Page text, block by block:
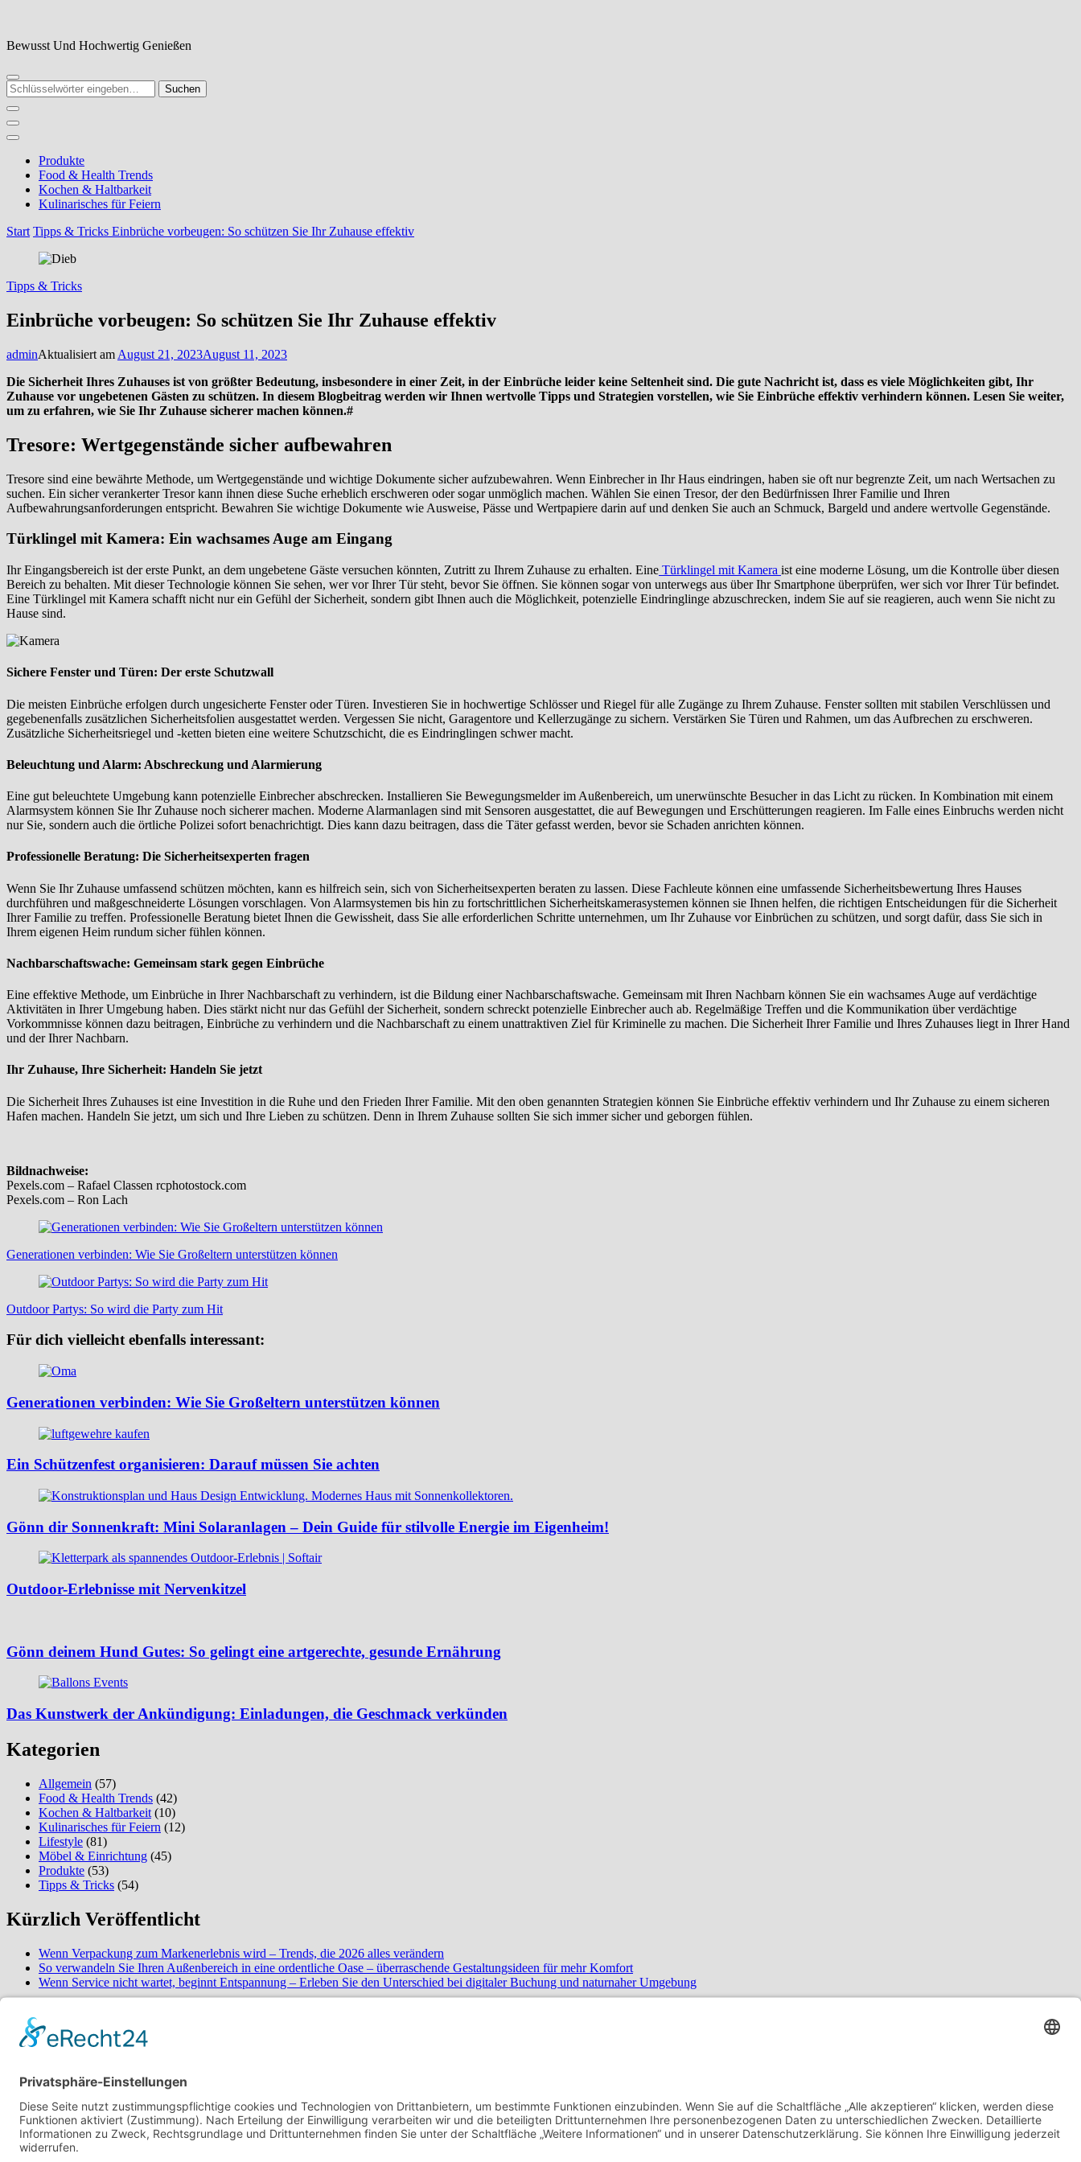
springen
Bewusst Und Hochwertig Genießen
Suchst
du
nach
etwas?
Produkte
Food & Health Trends
Kochen & Haltbarkeit
Kulinarisches für Feiern
Start Tipps & Tricks Einbrüche vorbeugen: So schützen Sie Ihr Zuhause effektiv
Tipps & Tricks
Einbrüche vorbeugen: So schützen Sie Ihr Zuhause effektiv
adminAktualisiert am August 21, 2023August 11, 2023
Die Sicherheit Ihres Zuhauses ist von größter Bedeutung, insbesondere in einer Zeit, in der Einbrüche leider keine Seltenheit sind. Die gute Nachricht ist, dass es viele Möglichkeiten gibt, Ihr
Zuhause vor ungebetenen Gästen zu schützen. In diesem Blogbeitrag werden wir Ihnen wertvolle Tipps und Strategien vorstellen, wie Sie Einbrüche effektiv verhindern können. Lesen Sie weiter,
um zu erfahren, wie Sie Ihr Zuhause sicherer machen können.#
Tresore: Wertgegenstände sicher aufbewahren
Tresore sind eine bewährte Methode, um Wertgegenstände und wichtige Dokumente sicher aufzubewahren. Wenn Einbrecher in Ihr Haus eindringen, haben sie oft nur begrenzte Zeit, um nach Wertsachen zu
suchen. Ein sicher verankerter Tresor kann ihnen diese Suche erheblich erschweren oder sogar unmöglich machen. Wählen Sie einen Tresor, der den Bedürfnissen Ihrer Familie und Ihren
Aufbewahrungsanforderungen entspricht. Bewahren Sie wichtige Dokumente wie Ausweise, Pässe und Wertpapiere darin auf und denken Sie auch an Schmuck, Bargeld und andere wertvolle Gegenstände.
Türklingel mit Kamera: Ein wachsames Auge am Eingang
Ihr Eingangsbereich ist der erste Punkt, an dem ungebetene Gäste versuchen könnten, Zutritt zu Ihrem Zuhause zu erhalten. Eine Türklingel mit Kamera ist eine moderne Lösung, um die Kontrolle über diesen
Bereich zu behalten. Mit dieser Technologie können Sie sehen, wer vor Ihrer Tür steht, bevor Sie öffnen. Sie können sogar von unterwegs aus über Ihr Smartphone überprüfen, wer sich vor Ihrer Tür befindet.
Eine Türklingel mit Kamera schafft nicht nur ein Gefühl der Sicherheit, sondern gibt Ihnen auch die Möglichkeit, potenzielle Eindringlinge abzuschrecken, indem Sie auf sie reagieren, auch wenn Sie nicht zu
Hause sind.
Sichere Fenster und Türen: Der erste Schutzwall
Die meisten Einbrüche erfolgen durch ungesicherte Fenster oder Türen. Investieren Sie in hochwertige Schlösser und Riegel für alle Zugänge zu Ihrem Zuhause. Fenster sollten mit stabilen Verschlüssen und
gegebenenfalls zusätzlichen Sicherheitsfolien ausgestattet werden. Vergessen Sie nicht, Garagentore und Kellerzugänge zu sichern. Verstärken Sie Türen und Rahmen, um das Aufbrechen zu erschweren.
Zusätzliche Sicherheitsriegel und -ketten bieten eine weitere Schutzschicht, die es Eindringlingen schwer macht.
Beleuchtung und Alarm: Abschreckung und Alarmierung
Eine gut beleuchtete Umgebung kann potenzielle Einbrecher abschrecken. Installieren Sie Bewegungsmelder im Außenbereich, um unerwünschte Besucher in das Licht zu rücken. In Kombination mit einem
Alarmsystem können Sie Ihr Zuhause noch sicherer machen. Moderne Alarmanlagen sind mit Sensoren ausgestattet, die auf Bewegungen und Erschütterungen reagieren. Im Falle eines Einbruchs werden nicht
nur Sie, sondern auch die örtliche Polizei sofort benachrichtigt. Dies kann dazu beitragen, dass die Täter gefasst werden, bevor sie Schaden anrichten können.
Professionelle Beratung: Die Sicherheitsexperten fragen
Wenn Sie Ihr Zuhause umfassend schützen möchten, kann es hilfreich sein, sich von Sicherheitsexperten beraten zu lassen. Diese Fachleute können eine umfassende Sicherheitsbewertung Ihres Hauses
durchführen und maßgeschneiderte Lösungen vorschlagen. Von Alarmsystemen bis hin zu fortschrittlichen Sicherheitskamerasystemen können sie Ihnen helfen, die richtigen Entscheidungen für die Sicherheit
Ihrer Familie zu treffen. Professionelle Beratung bietet Ihnen die Gewissheit, dass Sie alle erforderlichen Schritte unternehmen, um Ihr Zuhause vor Einbrüchen zu schützen, und sorgt dafür, dass Sie sich in
Ihrem eigenen Heim rundum sicher fühlen können.
Nachbarschaftswache: Gemeinsam stark gegen Einbrüche
Eine effektive Methode, um Einbrüche in Ihrer Nachbarschaft zu verhindern, ist die Bildung einer Nachbarschaftswache. Gemeinsam mit Ihren Nachbarn können Sie ein wachsames Auge auf verdächtige
Aktivitäten in Ihrer Umgebung haben. Dies stärkt nicht nur das Gefühl der Sicherheit, sondern schreckt potenzielle Einbrecher auch ab. Regelmäßige Treffen und die Kommunikation über verdächtige
Vorkommnisse können dazu beitragen, Einbrüche zu verhindern und die Nachbarschaft zu einem unattraktiven Ziel für Kriminelle zu machen. Die Sicherheit Ihrer Familie und Ihres Zuhauses liegt in Ihrer Hand
und der Ihrer Nachbarn.
Ihr Zuhause, Ihre Sicherheit: Handeln Sie jetzt
Die Sicherheit Ihres Zuhauses ist eine Investition in die Ruhe und den Frieden Ihrer Familie. Mit den oben genannten Strategien können Sie Einbrüche effektiv verhindern und Ihr Zuhause zu einem sicheren
Hafen machen. Handeln Sie jetzt, um sich und Ihre Lieben zu schützen. Denn in Ihrem Zuhause sollten Sie sich immer sicher und geborgen fühlen.
Bildnachweise:
Pexels.com – Rafael Classen rcphotostock.com
Pexels.com – Ron Lach
Beitragsnavigation
Generationen verbinden: Wie Sie Großeltern unterstützen können
Outdoor Partys: So wird die Party zum Hit
Für dich vielleicht ebenfalls interessant:
Generationen verbinden: Wie Sie Großeltern unterstützen können
Ein Schützenfest organisieren: Darauf müssen Sie achten
Gönn dir Sonnenkraft: Mini Solaranlagen – Dein Guide für stilvolle Energie im Eigenheim!
Outdoor-Erlebnisse mit Nervenkitzel
Gönn deinem Hund Gutes: So gelingt eine artgerechte, gesunde Ernährung
Das Kunstwerk der Ankündigung: Einladungen, die Geschmack verkünden
Kategorien
Allgemein (57)
Food & Health Trends (42)
Kochen & Haltbarkeit (10)
Kulinarisches für Feiern (12)
Lifestyle (81)
Möbel & Einrichtung (45)
Produkte (53)
Tipps & Tricks (54)
Kürzlich Veröffentlicht
Wenn Verpackung zum Markenerlebnis wird – Trends, die 2026 alles verändern
So verwandeln Sie Ihren Außenbereich in eine ordentliche Oase – überraschende Gestaltungsideen für mehr Komfort
Wenn Service nicht wartet, beginnt Entspannung – Erleben Sie den Unterschied bei digitaler Buchung und naturnaher Umgebung
Über mich
Schön dich auf meinem Food-Blog begrüßen zu können!
Hallo! Ich heiße Nico und bin 22 Jahre alt. Ich interessiere mich neben Sport (Motorrad) und klassischer Musik auch besonders für das Thema Essen. Literatur und Reisen haben meinen kulinarischen Horizont
erweitert. Ich möchte meine Erfahrungen rund um Food-Trends und (gesundes/kreatives) Kochen mit euch teilen und freue mich auf einen regen Austausch mit euch!